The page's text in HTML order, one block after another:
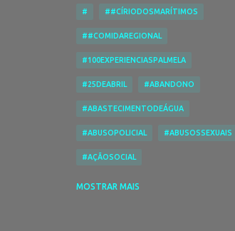
# ##CÍRIODOSMARÍTIMOS
##COMIDAREGIONAL
#100EXPERIENCIASPALMELA
#25DEABRIL #ABANDONO
#ABASTECIMENTODEÁGUA
#ABUSOPOLICIAL #ABUSOSSEXUAIS
#AÇÃOSOCIAL
MOSTRAR MAIS